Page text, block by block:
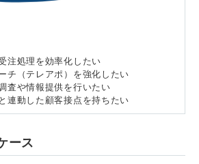
注処理を効率化したい
チ（テレアポ）を強化したい
査や情報提供を行いたい
連動した顧客接点を持ちたい
ース